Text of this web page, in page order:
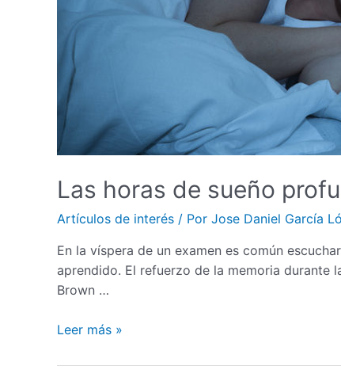
Las horas de sueño
Artículos de interés / Por Jose Daniel García
En la víspera de un examen es común
aprendido. El refuerzo de la memoria durante
Brown …
Leer más »